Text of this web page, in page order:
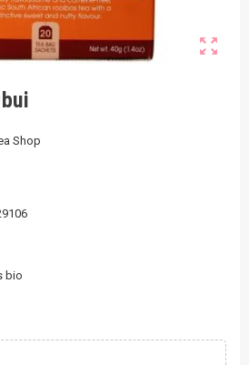
zoom_out_map
Shop
bio